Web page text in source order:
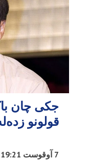
جکی چان
قولونو
7 آوقوست 19:21